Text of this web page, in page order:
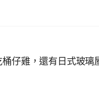
仔雞，還有日式玻璃